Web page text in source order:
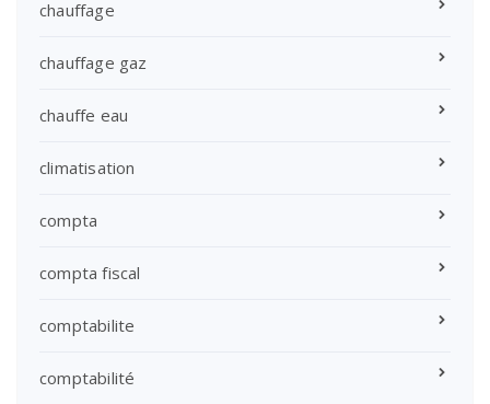
chauffage
chauffage gaz
chauffe eau
climatisation
compta
compta fiscal
comptabilite
comptabilité